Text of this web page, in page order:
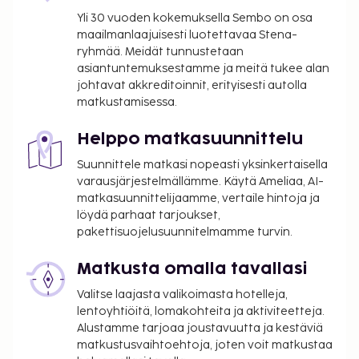
hotellin palveluihin kuuluu ilmainen langaton
internetyhteys, concierge-palvelut ja lastenvahti.
Tämä hotelli tarjoaa asiakkailleen ravintolan.
Palveluihin kuuluu myös huonepalvelu (rajoitettuina
aikoina). Maksullinen buffetaamiainen tarjotaan
virallisen tähtiluokituksen on myöntänyt Ranskan
turismin kehitysjärjestö ATOUT.
Majoituspaikka veloittaa seuraavat paikan päällä
suoritettavat maksut. Maksuihin saattaa sisältyä
sovellettavat verot:
yöpyminen
Kaupungin perimä vero: 8.45 EUR per henkilö
per yö. Tätä veroa ei peritä alle 18 vuotta
vanhoilta lapsilta.
Yli 30 vuoden kokemuksella Sembo on osa
maailmanlaajuisesti luotettavaa Stena-
ryhmää. Meidät tunnustetaan
asiantuntemuksestamme ja meitä tukee alan
johtavat akkreditoinnit, erityisesti autolla
matkustamisessa.
Helppo matkasuunnittelu
Suunnittele matkasi nopeasti yksinkertaisella
varausjärjestelmällämme. Käytä Ameliaa, AI-
matkasuunnittelijaamme, vertaile hintoja ja
löydä parhaat tarjoukset,
pakettisuojelusuunnitelmamme turvin.
Matkusta omalla tavallasi
Valitse laajasta valikoimasta hotelleja,
lentoyhtiöitä, lomakohteita ja aktiviteetteja.
Alustamme tarjoaa joustavuutta ja kestäviä
matkustusvaihtoehtoja, joten voit matkustaa